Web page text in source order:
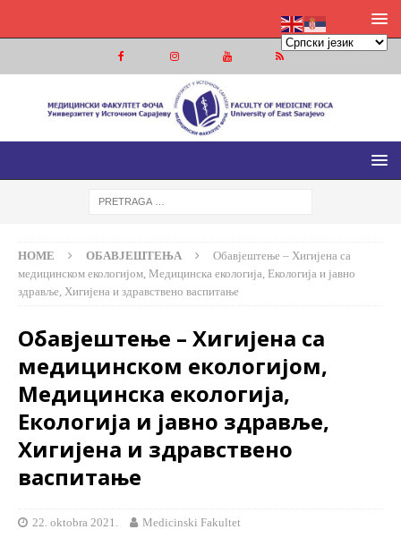
МЕДИЦИНСКИ ФАКУЛТЕТ ФОЧА
МЕДИЦИНСКИ ФАКУЛТЕТ УНИВЕРЗИТЕТА У ИСТОЧНОМ
HOME ОБАВЈЕШТЕЊА
Обавјештење – Хигијена са
медицинском екологијом, Медицинска екологија, Екологија и јавно
здравље, Хигијена и здравствено васпитање
Обавјештење – Хигијена са
медицинском екологијом,
Медицинска екологија,
Екологија и јавно здравље,
Хигијена и здравствено
васпитање
22. oktobra 2021. Medicinski Fakultet